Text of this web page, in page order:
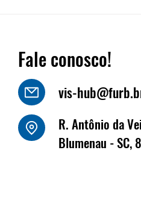
Luiz Kornely - HBSIS
Fale conosco!
vis-
R. Antônio da
Blumenau - SC,